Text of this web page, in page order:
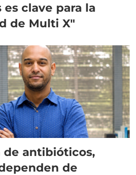
clave para la
de Multi X"
de antibióticos,
de